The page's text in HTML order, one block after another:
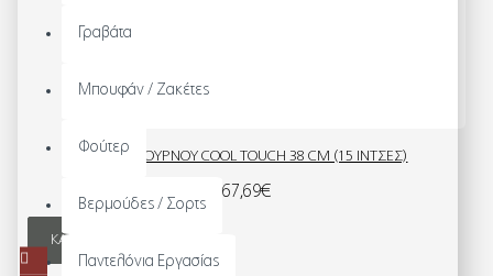
Γραβάτα
Μπουφάν / Ζακέτες
Φούτερ
Βερμούδες / Σορτς
Παντελόνια Εργασίας
ΓΑΝΤΙ ΦΟΥΡΝΟΥ COOL TOUCH 38 CM (15 ΊΝΤΣΕΣ)
67,69€
ΚΑΛΆΘΙ